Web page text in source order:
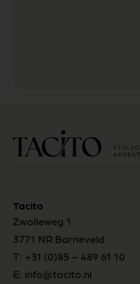
Tacito
Zwolleweg 1
3771 NR Barneveld
T: +31 (0)85 – 489 61 10
E: info@tacito.nl